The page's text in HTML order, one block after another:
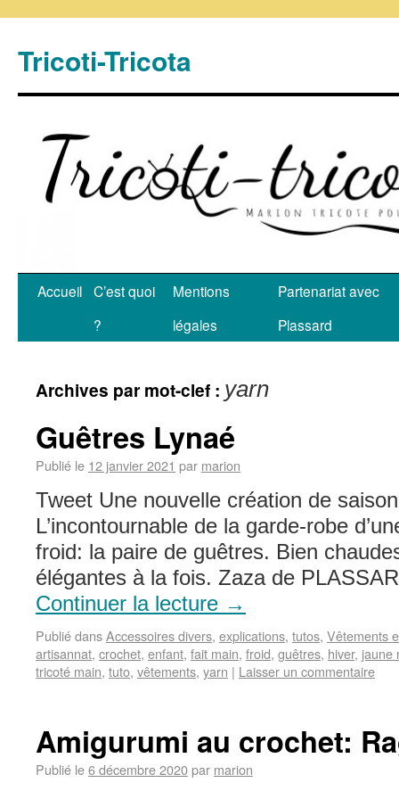
Tricoti-Tricota
Accueil C’est quoi
?
Mentions
légales
Partenariat avec
Plassard
Archives par mot-clef : yarn
Guêtres Lynaé
Publié le 12 janvier 2021 par marion
Tweet Une nouvelle création de
L’incontournable de la garde-robe
froid: la paire de guêtres. Bien
élégantes à la fois. Zaza de
Continuer la lecture →
Publié dansAccessoires divers, explications, tutos, Vêtements
artisannat, crochet, enfant, fait main, froid, guêtres, hiver, jaune
tricoté main, tuto, vêtements, yarn | Laisser un commentaire
Amigurumi au crochet:
Publié le6 décembre 2020par marion